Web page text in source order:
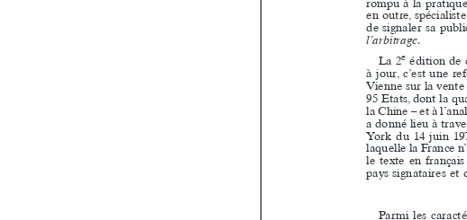
  

 

  
   
   
  

  
   
  
  
   
  
 
rompu
en
de
95 Etats,
la
a
York
le
pays
vente
de
Witz
aspects,